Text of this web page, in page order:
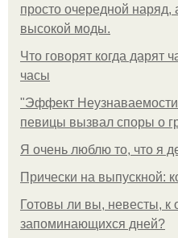
просто очередной
высокой моды.
Что говорят когда дарят
часы
"Эффект
певицы вызвал споры о
Я очень люблю то, что я
Прически на выпускной:
Готовы ли вы, невесты, к
запоминающихся дней?